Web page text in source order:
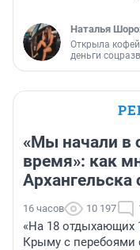
Наталья
Открыла
деньги
«Мы начали в
время»: как
Архангельска
16 часов 10 197
«На 18 отдыхающих
Крыму с перебоями